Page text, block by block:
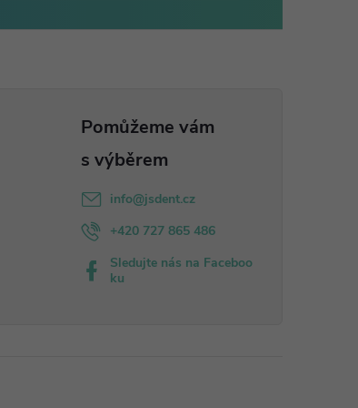
info@jsdent.cz
+420 727 865 486
Sledujte nás na Faceboo
ku